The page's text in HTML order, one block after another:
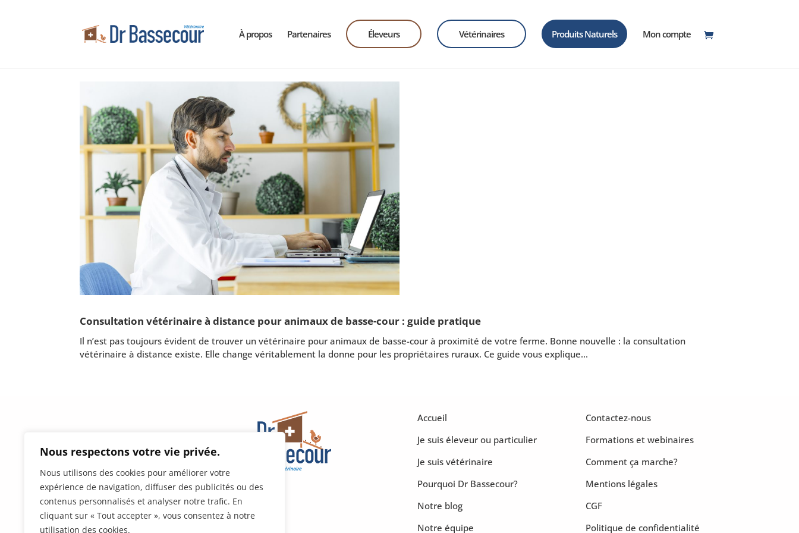
Nous respectons votre vie privée.
Nous utilisons des cookies pour améliorer votre
expérience de navigation, diffuser des publicités ou des
contenus personnalisés et analyser notre trafic. En
cliquant sur « Tout accepter », vous consentez à notre
utilisation des cookies.
À propos Partenaires Éleveurs Vétérinaires Produits Naturels Mon compte
Consultation vétérinaire à distance pour animaux de basse-cour : guide pratique
Il n’est pas toujours évident de trouver un vétérinaire pour animaux de basse-cour à proximité de votre ferme. Bonne nouvelle : la consultation
vétérinaire à distance existe. Elle change véritablement la donne pour les propriétaires ruraux. Ce guide vous explique...
Accueil
Je suis éleveur ou particulier
Je suis vétérinaire
Pourquoi Dr Bassecour?
Notre blog
Notre équipe
Contactez-nous
Formations et webinaires
Comment ça marche?
Mentions légales
CGF
Politique de confidentialité